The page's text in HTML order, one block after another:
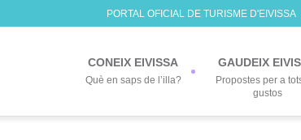
PORTAL OFICIAL DE TURISME D'EIVISSA
CONEIX EIVISSA
Què en saps de l’illa?
GAUDEIX
Propostes per a
gustos